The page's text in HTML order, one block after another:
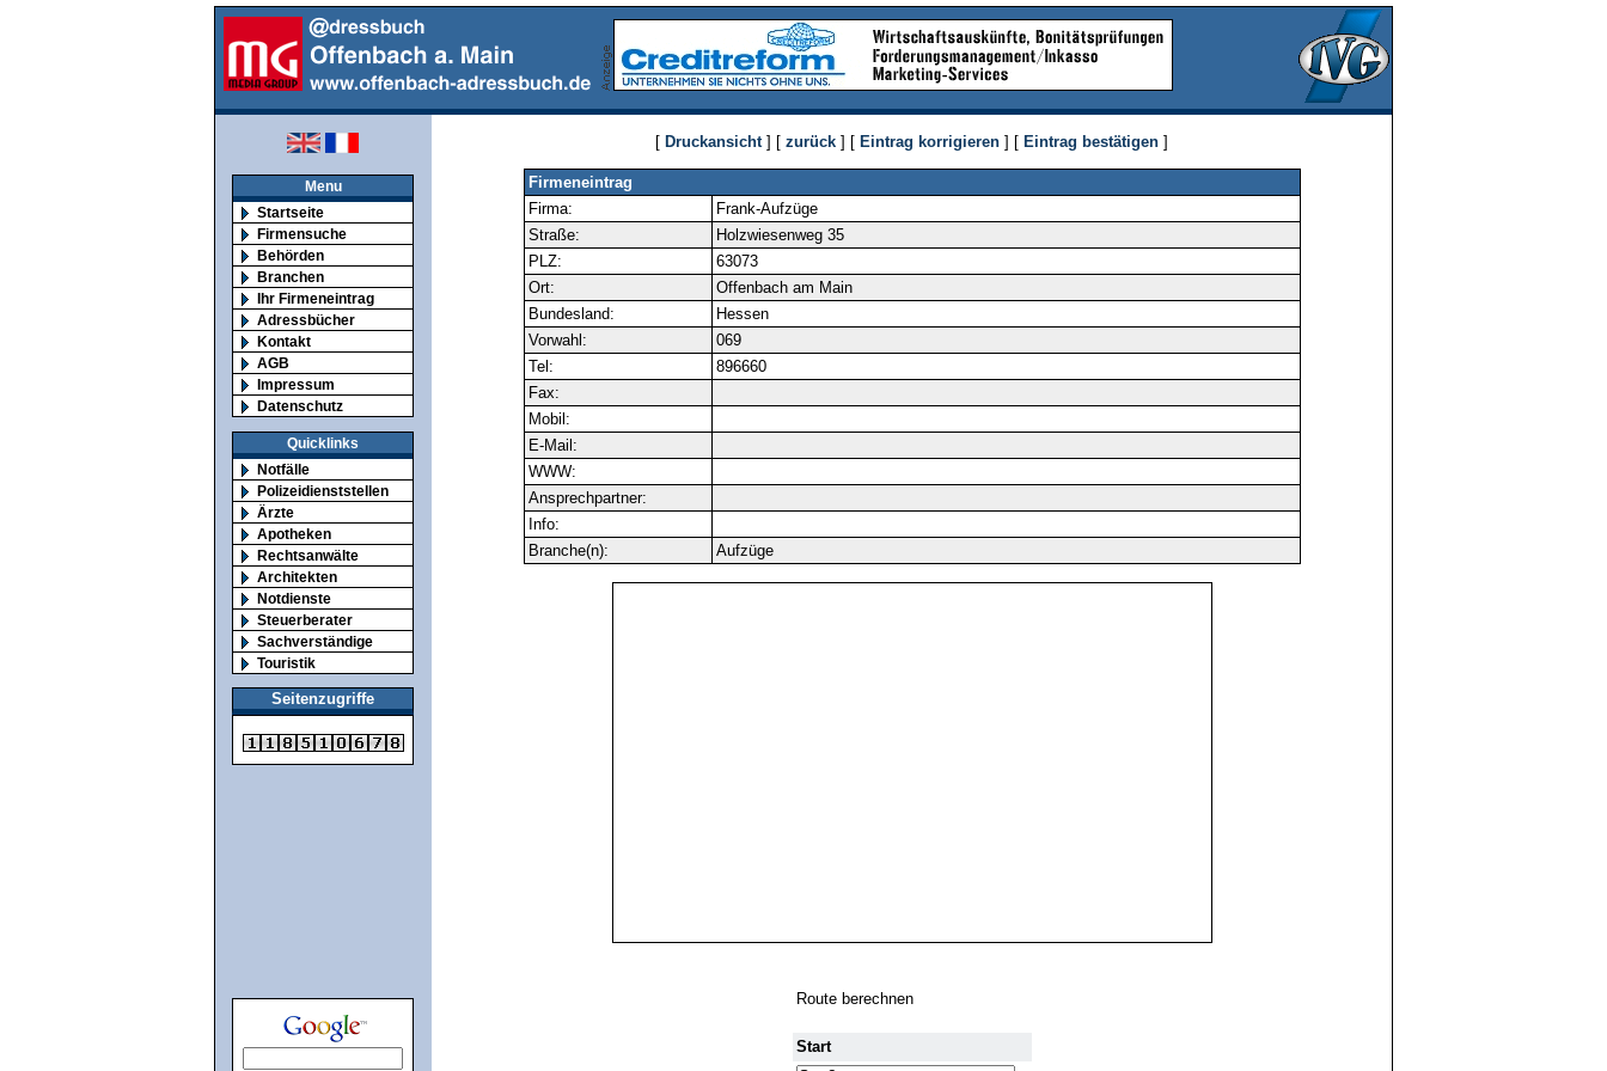
Menu
Startseite
Firmensuche
Behörden
Branchen
Ihr Firmeneintrag
Adressbücher
Kontakt
AGB
Impressum
Datenschutz
Quicklinks
Notfälle
Polizeidienststellen
Ärzte
Apotheken
Rechtsanwälte
Architekten
Notdienste
Steuerberater
Sachverständige
Touristik
Seitenzugriffe
[ Druckansicht] [ zurück ] [ Eintrag korrigieren ] [ Eintrag bestätigen ]
Firmeneintrag
Firma:
Frank-Aufzüge
Straße:
Holzwiesenweg 35
PLZ:
63073
Ort:
Offenbach am Main
Bundesland:
Hessen
Vorwahl:
069
Tel:
896660
Fax:
Mobil:
E-Mail:
WWW:
Ansprechpartner:
Info:
Branche(n):
Aufzüge
Route berechnen
Start